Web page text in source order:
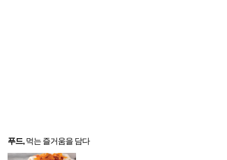
푸드,먹는 즐거움을 담다